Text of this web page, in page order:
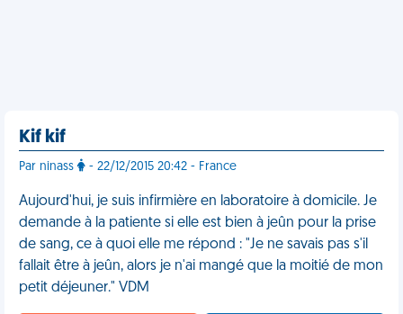
Kif kif
Par ninass - 22/12/2015 20:42 - France
Aujourd'hui, je suis infirmière en laboratoire à domicile. Je
demande à la patiente si elle est bien à jeûn pour la prise
de sang, ce à quoi elle me répond : "Je ne savais pas s'il
fallait être à jeûn, alors je n'ai mangé que la moitié de mon
petit déjeuner." VDM